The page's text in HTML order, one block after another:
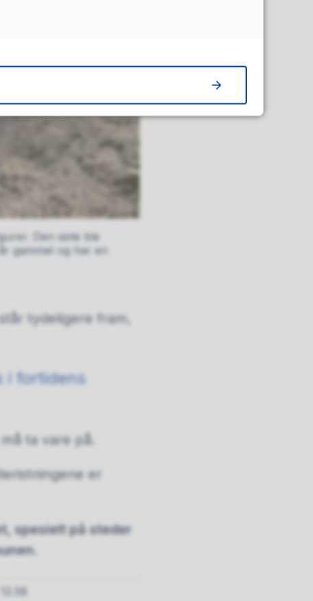
Den siste ble
gammel og har en
tydeligere fram,
i fortidens
ta vare på.
er
spesielt på steder